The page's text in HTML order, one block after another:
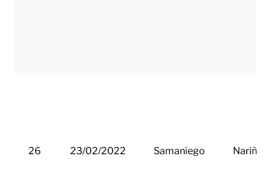
26 23/02/2022 Samaniego Nariño